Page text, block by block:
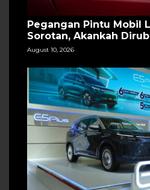
Pegangan Pintu Mobil
Sorotan, Akankah
August 10, 2026